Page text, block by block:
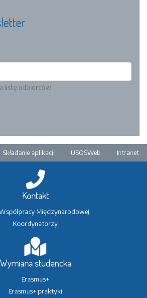
listę odbiorców
Pre-footer
Składanie aplikacji USOSWeb Intranet
Kontakt
Międzynarodowej
Koordynatorzy
Wymiana studencka
Erasmus+
Erasmus+ praktyki